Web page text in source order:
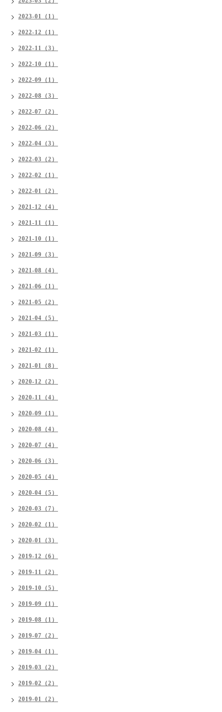
2023-01（1）
2022-12（1）
2022-11（3）
2022-10（1）
2022-09（1）
2022-08（3）
2022-07（2）
2022-06（2）
2022-04（3）
2022-03（2）
2022-02（1）
2022-01（2）
2021-12（4）
2021-11（1）
2021-10（1）
2021-09（3）
2021-08（4）
2021-06（1）
2021-05（2）
2021-04（5）
2021-03（1）
2021-02（1）
2021-01（8）
2020-12（2）
2020-11（4）
2020-09（1）
2020-08（4）
2020-07（4）
2020-06（3）
2020-05（4）
2020-04（5）
2020-03（7）
2020-02（1）
2020-01（3）
2019-12（6）
2019-11（2）
2019-10（5）
2019-09（1）
2019-08（1）
2019-07（2）
2019-04（1）
2019-03（2）
2019-02（2）
2019-01（2）